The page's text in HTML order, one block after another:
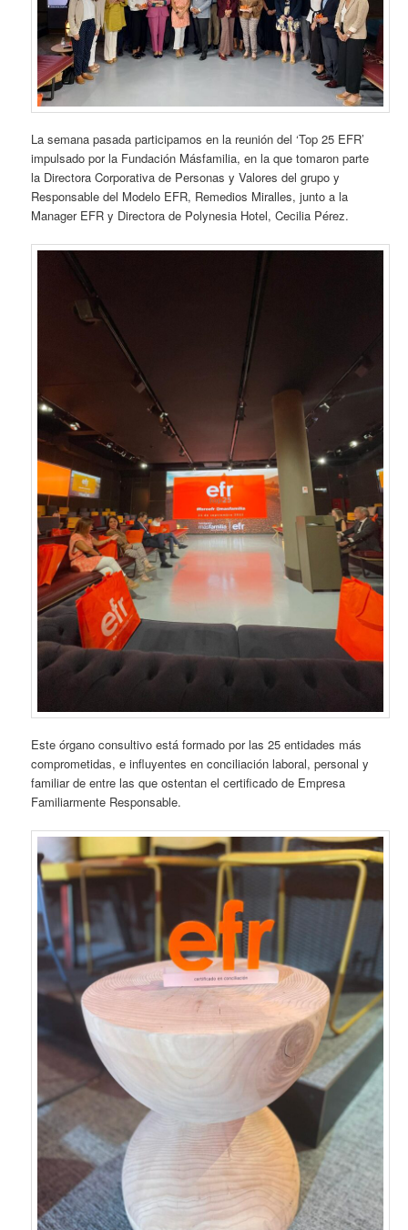
La semana pasada participamos en la reunión del ‘Top 25 EFR’
impulsado por la Fundación Másfamilia, en la que tomaron parte
la Directora Corporativa de Personas y Valores del grupo y
Responsable del Modelo EFR, Remedios Miralles, junto a la
Manager EFR y Directora de Polynesia Hotel, Cecilia Pérez.
Este órgano consultivo está formado por las 25 entidades más
comprometidas, e influyentes en conciliación laboral, personal y
familiar de entre las que ostentan el certificado de Empresa
Familiarmente Responsable.